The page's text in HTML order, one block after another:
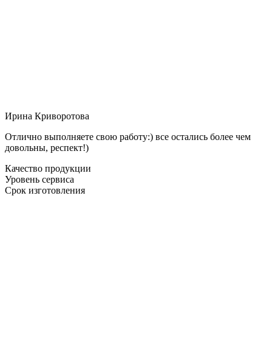
Ирина Криворотова
Отлично выполняете свою работу:) все остались более чем
довольны, респект!)
Качество продукции
Уровень сервиса
Срок изготовления